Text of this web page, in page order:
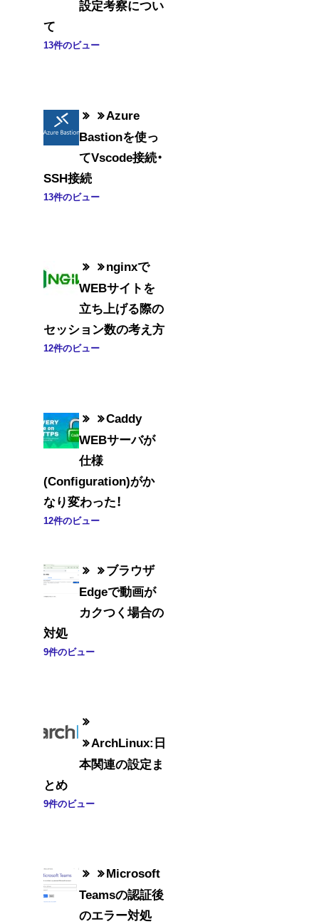
設定考察につい
て
13件のビュー
Azure
Bastionを使っ
てVscode接続・
SSH接続
13件のビュー
nginxで
WEBサイトを
立ち上げる際の
セッション数の考え方
12件のビュー
Caddy
WEBサーバが
仕様
(Configuration)がか
なり変わった！
12件のビュー
ブラウザ
Edgeで動画が
カクつく場合の
対処
9件のビュー
ArchLinux:日
本関連の設定ま
とめ
9件のビュー
Microsoft
Teamsの認証後
のエラー対処